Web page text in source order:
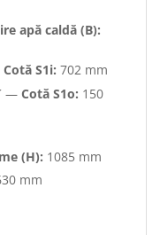
apă caldă (B):
Cotă S1i: 702 mm
— Cotă S1o: 150
(H): 1085 mm
mm